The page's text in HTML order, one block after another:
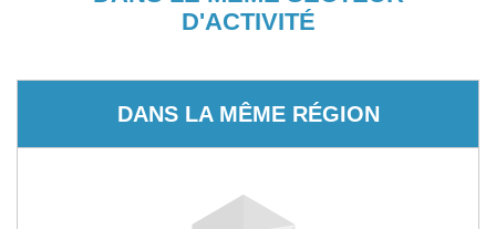
D'ACTIVITÉ
DANS LA MÊME RÉGION